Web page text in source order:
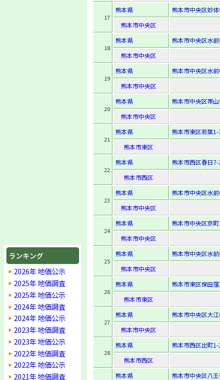
ランキング
2026年 地価公示
2025年 地価調査
2025年 地価公示
2024年 地価調査
2024年 地価公示
2023年 地価調査
2023年 地価公示
2022年 地価調査
2022年 地価公示
2021年 地価調査
17
熊本県
熊本市中央区妙
熊本市中央区
18
熊本県
熊本市中央区水
熊本市中央区
19
熊本県
熊本市中央区水
熊本市中央区
20
熊本県
熊本市中央区帯
熊本市中央区
21
熊本県
熊本市東区若葉
熊本市東区
22
熊本県
熊本市西区春日
熊本市西区
23
熊本県
熊本市中央区水
熊本市中央区
24
熊本県
熊本市中央区京
熊本市中央区
25
熊本県
熊本市中央区水
熊本市中央区
26
熊本県
熊本市東区保田
熊本市東区
27
熊本県
熊本市中央区大
熊本市中央区
28
熊本県
熊本市西区出町1-
熊本市西区
熊本県
熊本市中央区八